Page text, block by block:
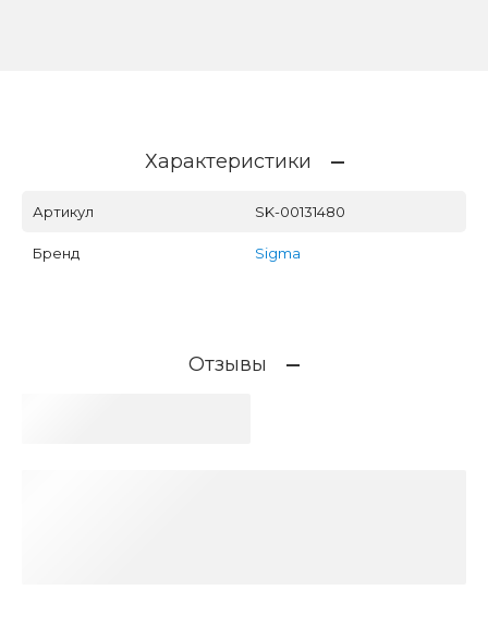
Характеристики
Артикул SK-00131480
Бренд Sigma
Отзывы